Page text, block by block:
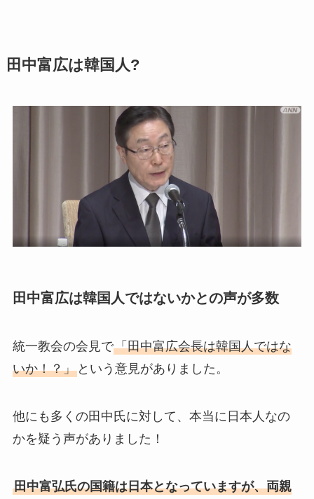
田中富広は韓国人?
田中富広は韓国人ではないかとの声が多数
統一教会の会見で「田中富広会長は韓国人ではな
いか！？」という意見がありました。
他にも多くの田中氏に対して、本当に日本人なの
かを疑う声がありました！
田中富弘氏の国籍は日本となっていますが、両親